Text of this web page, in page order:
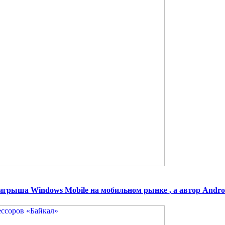
Windows Mobile на мобильном рынке , а автор